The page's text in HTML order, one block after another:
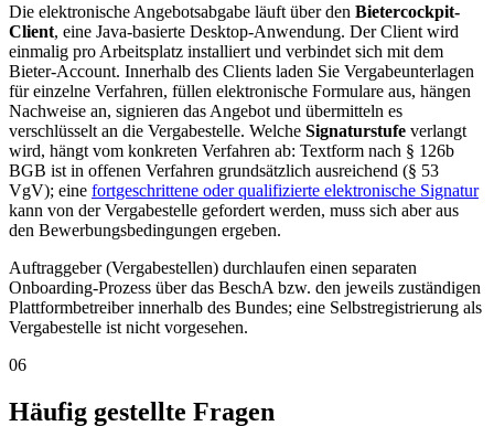
Die elektronische Angebotsabgabe läuft über den Bietercockpit-
Client, eine Java-basierte Desktop-Anwendung. Der Client wird
einmalig pro Arbeitsplatz installiert und verbindet sich mit dem
Bieter-Account. Innerhalb des Clients laden Sie Vergabeunterlagen
für einzelne Verfahren, füllen elektronische Formulare aus, hängen
Nachweise an, signieren das Angebot und übermitteln es
verschlüsselt an die Vergabestelle. Welche Signaturstufe verlangt
wird, hängt vom konkreten Verfahren ab: Textform nach § 126b
BGB ist in offenen Verfahren grundsätzlich ausreichend (§ 53
VgV); eine fortgeschrittene oder qualifizierte elektronische Signatur
kann von der Vergabestelle gefordert werden, muss sich aber aus
den Bewerbungsbedingungen ergeben.
Auftraggeber (Vergabestellen) durchlaufen einen separaten
Onboarding-Prozess über das BeschA bzw. den jeweils zuständigen
Plattformbetreiber innerhalb des Bundes; eine Selbstregistrierung als
Vergabestelle ist nicht vorgesehen.
06
Häufig gestellte Fragen